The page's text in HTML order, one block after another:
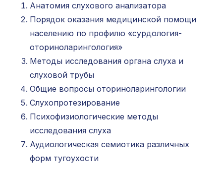
Анатомия слухового анализатора
Порядок оказания медицинской помощи
населению по профилю «сурдология-
оториноларингология»
Методы исследования органа слуха и
слуховой трубы
Общие вопросы оториноларингологии
Слухопротезирование
Психофизиологические методы
исследования слуха
Аудиологическая семиотика различных
форм тугоухости
Международный центр медицинского
и фармацевтического образования
Проверить лицензию
ИНН/КПП 9702021368/770201001
ОГРН 1207700292690
8 800 444 10 82
Юридический адрес: 107031, г.Москва, вн.тер.г.
Муниципальный Округ Мещанский, ул Кузнецкий